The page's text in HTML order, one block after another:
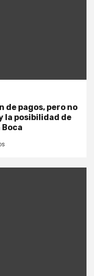
de pagos, pero no
la posibilidad de